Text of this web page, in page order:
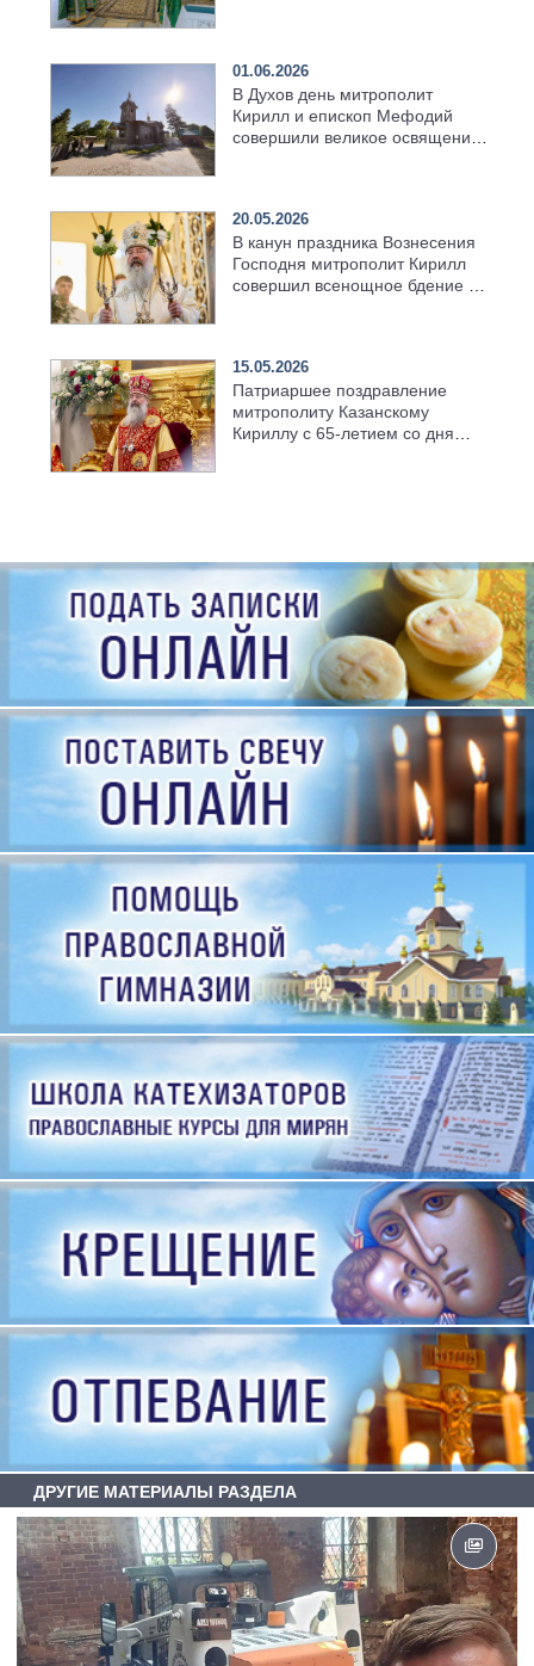
01.06.2026
В Духов день митрополит
Кирилл и епископ Мефодий
совершили великое освящение
20.05.2026
В канун праздника Вознесения
Господня митрополит Кирилл
совершил всенощное бдение в
15.05.2026
Патриаршее поздравление
митрополиту Казанскому
Кириллу с 65-летием со дня
ДРУГИЕ МАТЕРИАЛЫ РАЗДЕЛА